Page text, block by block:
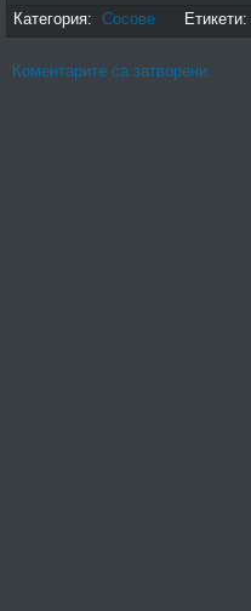
Категория: Сосове Етикети:
Коментарите са затворени.